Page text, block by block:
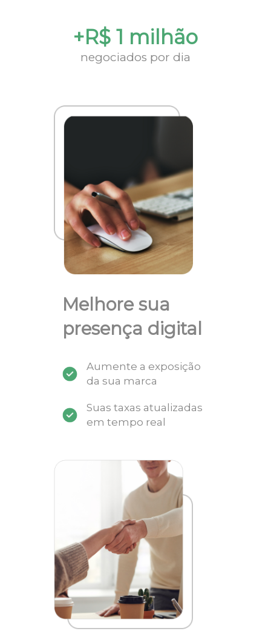
+R$ 1 milhão
negociados por dia
Melhore sua
presença digital
Aumente a exposição
da sua marca
Suas taxas atualizadas
em tempo real